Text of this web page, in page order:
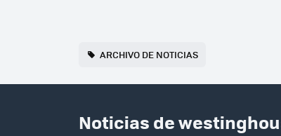
ARCHIVO DE NOTICIAS
Noticias de